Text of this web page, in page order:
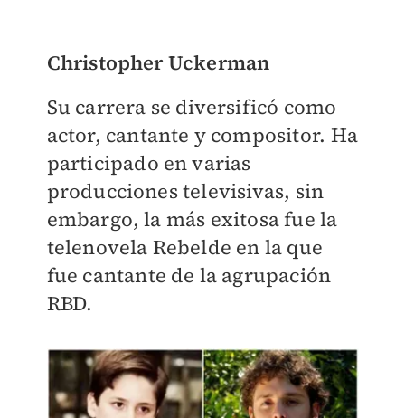
Christopher Uckerman
Su carrera se diversificó como
actor, cantante y compositor. Ha
participado en varias
producciones televisivas, sin
embargo, la más exitosa fue la
telenovela Rebelde en la que
fue cantante de la agrupación
RBD.